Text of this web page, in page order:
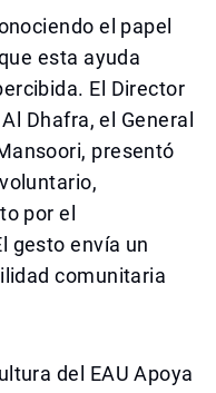
el papel
esta ayuda
El Director
Dhafra, el General
presentó
por el
gesto envía un
comunitaria
del EAU Apoya